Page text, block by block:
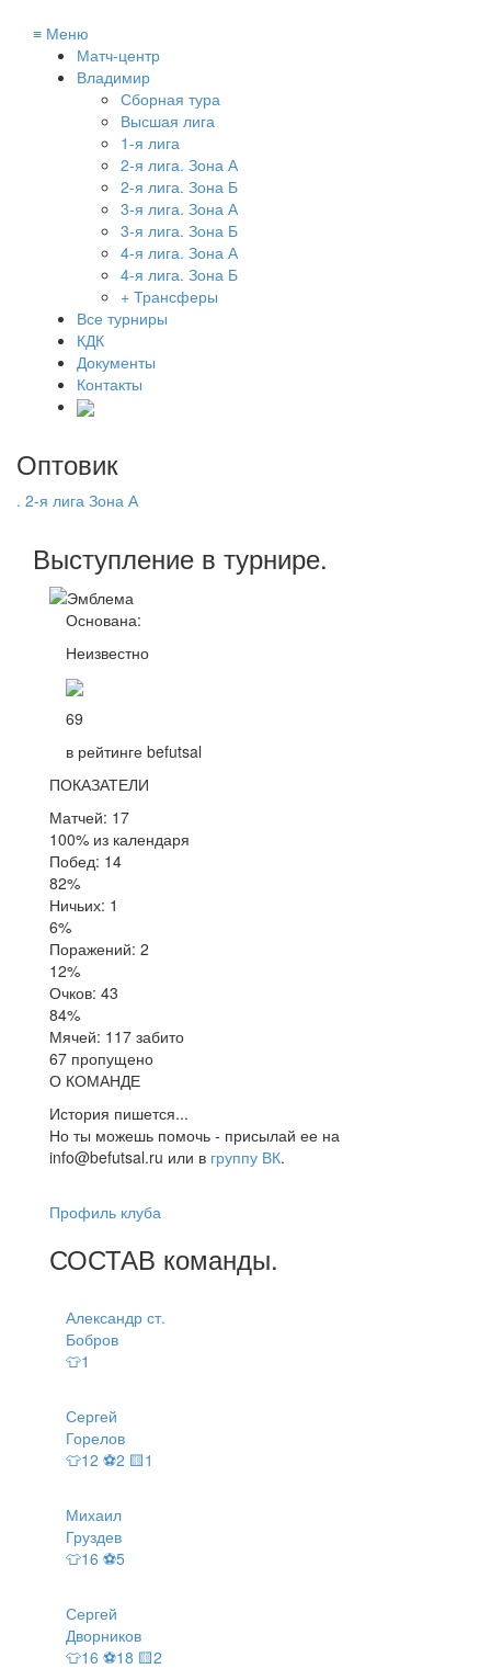
≡ Меню
Матч-центр
Владимир
Сборная тура
Высшая лига
1-я лига
2-я лига. Зона А
2-я лига. Зона Б
3-я лига. Зона А
3-я лига. Зона Б
4-я лига. Зона А
4-я лига. Зона Б
+ Трансферы
Все турниры
КДК
Документы
Контакты
Оптовик
. 2-я лига Зона А
Выступление в турнире.
Основана:
Неизвестно
69
в рейтинге befutsal
ПОКАЗАТЕЛИ
Матчей: 17
100% из календаря
Побед: 14
82%
Ничьих: 1
6%
Поражений: 2
12%
Очков: 43
84%
Мячей: 117 забито
67 пропущено
О КОМАНДЕ
История пишется...
Но ты можешь помочь - присылай ее на
info@befutsal.ru или в группу ВК.
Профиль клуба
СОСТАВ команды.
Александр ст.
Бобров
👕1
Сергей
Горелов
👕12 ⚽2 🟨1
Михаил
Груздев
👕16 ⚽5
Сергей
Дворников
👕16 ⚽18 🟨2